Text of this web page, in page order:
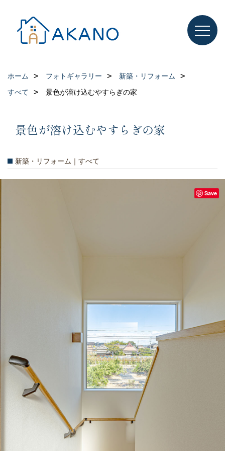
ホーム フォトギャラリー
新築・リフォーム
すべて
景色が溶け込むやすらぎの家
景色が溶け込むやすらぎの家
新築・リフォーム｜すべて
Save